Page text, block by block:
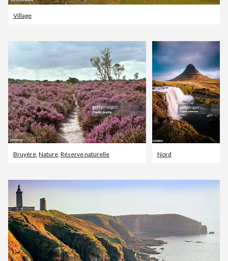
Village
Bruyère, Nature, Réserve naturelle Nord